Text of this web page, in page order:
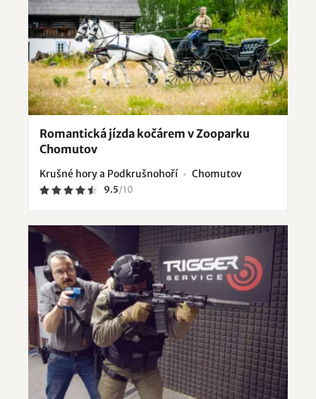
Romantická jízda kočárem v Zooparku
Chomutov
Krušné hory a Podkrušnohoří Chomutov
9.5/10